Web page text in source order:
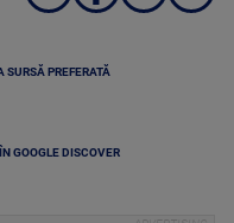
PREFERATĂ
GOOGLE DISCOVER